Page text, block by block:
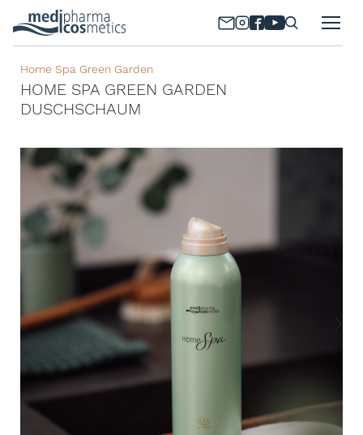
Home Spa Green Garden
HOME SPA GREEN GARDEN
DUSCHSCHAUM